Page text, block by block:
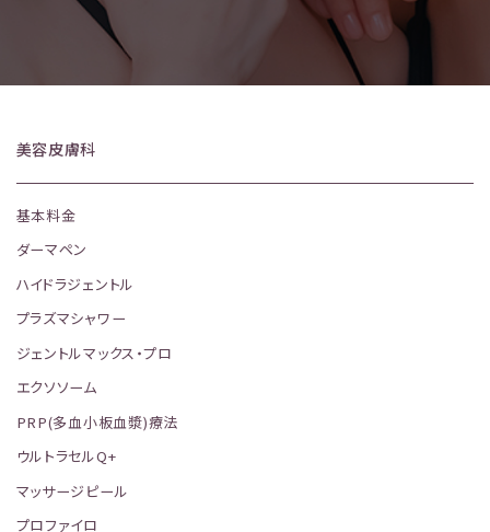
美容皮膚科
基本料金
ダーマペン
ハイドラジェントル
プラズマシャワー
ジェントルマックス・プロ
エクソソーム
PRP(多血小板血漿)療法
ウルトラセルQ+
マッサージピール
プロファイロ